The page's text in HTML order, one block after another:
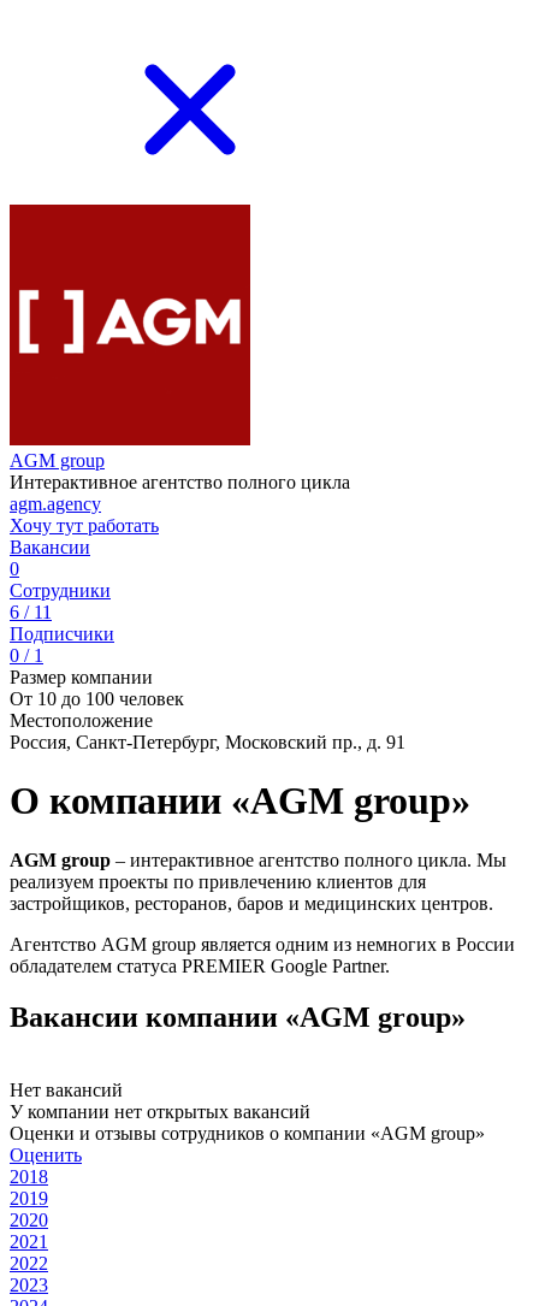
AGM group
Интерактивное агентство полного цикла
agm.agency
Хочу тут работать
Вакансии
0
Сотрудники
6 / 11
Подписчики
0 / 1
Размер компании
От 10 до 100 человек
Местоположение
Россия, Санкт-Петербург, Московский пр., д. 91
О компании «AGM group»
AGM group – интерактивное агентство полного цикла. Мы
реализуем проекты по привлечению клиентов для
застройщиков, ресторанов, баров и медицинских центров.
Агентство AGM group является одним из немногих в России
обладателем статуса PREMIER Google Partner.
Вакансии компании «AGM group»
Нет вакансий
У компании нет открытых вакансий
Оценки и отзывы сотрудников о компании «AGM group»
Оценить
2018
2019
2020
2021
2022
2023